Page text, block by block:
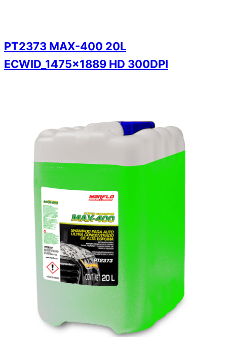
PT2373 MAX-400 20L
ECWID_1475x1889 HD 300DPI